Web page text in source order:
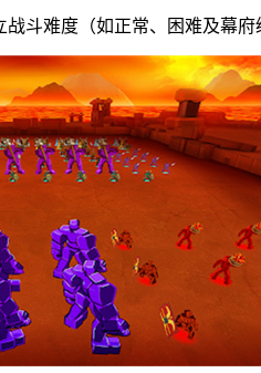
斗难度（如正常、困难及幕府